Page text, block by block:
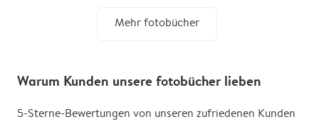
Mehr fotobücher
Warum Kunden unsere fotobücher lieben
5-Sterne-Bewertungen von unseren zufriedenen Kunden